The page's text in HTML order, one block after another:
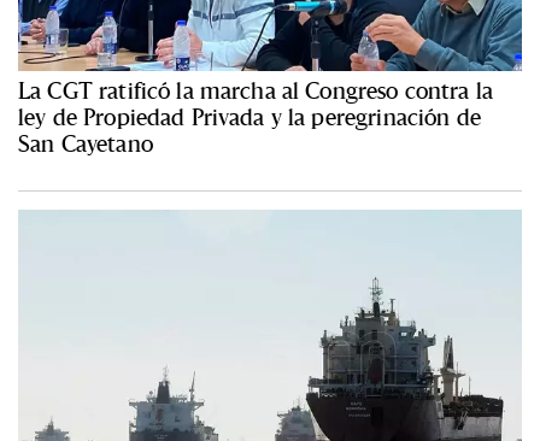
La CGT ratificó la marcha al Congreso contra la
ley de Propiedad Privada y la peregrinación de
San Cayetano